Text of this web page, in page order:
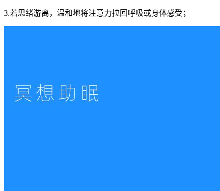
3.若思绪游离，温和地将注意力拉回呼吸或身体感受；